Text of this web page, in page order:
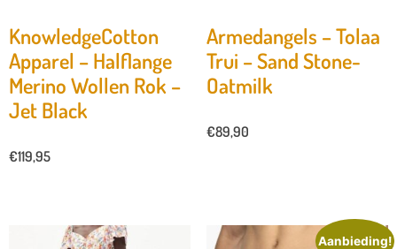
KnowledgeCotton
Apparel – Halflange
Merino Wollen Rok –
Jet Black
€119,95
Armedangels – Tolaa
Trui – Sand Stone-
Oatmilk
€89,90
Aanbieding!